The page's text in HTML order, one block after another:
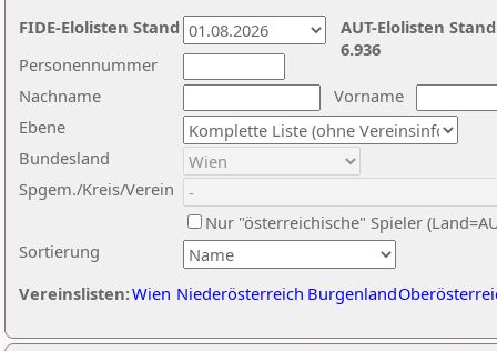
Nachname
Vorname
Ebene
Sortierung
Personennummer
Bundesland
Spgem./Kreis/Verein
Nur "österreichische" Spieler
Vereinslisten:Wien Niederösterreich Burgenland
AUT-Elolisten
6.936
FIDE-Elolisten Stand